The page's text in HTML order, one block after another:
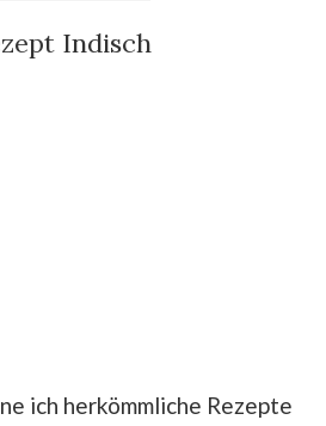
Indisch
ich herkömmliche Rezepte